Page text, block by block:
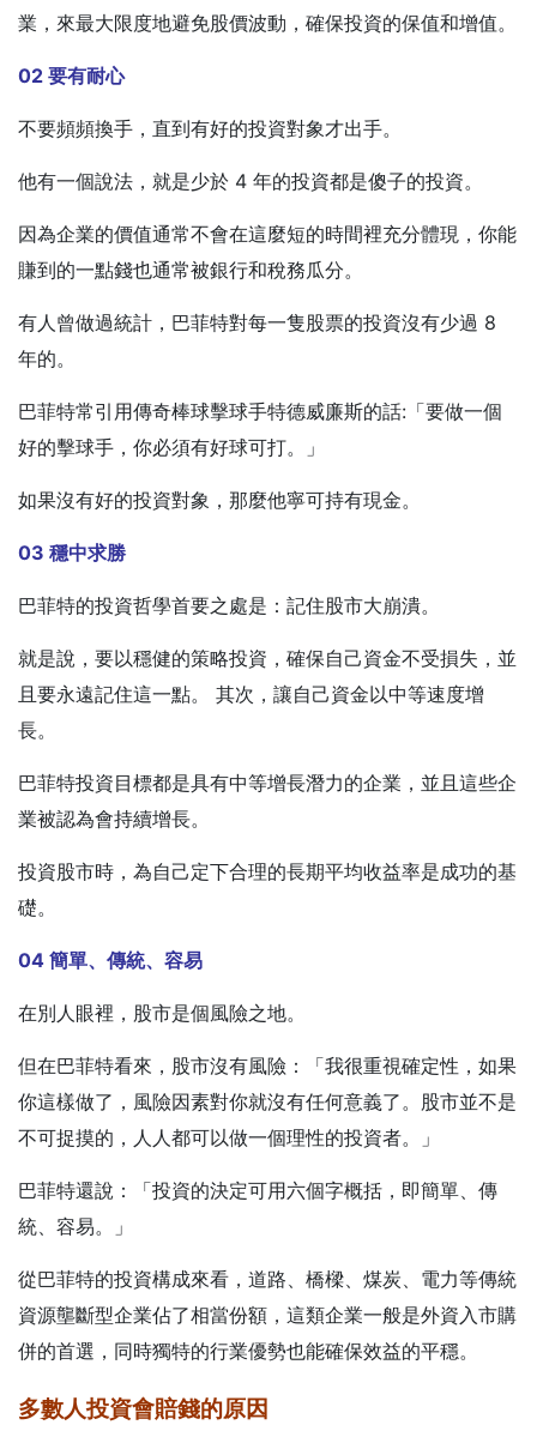
業，來最大限度地避免股價波動，確保投資的保值和增值。
02 要有耐心
不要頻頻換手，直到有好的投資對象才出手。
他有一個說法，就是少於 4 年的投資都是傻子的投資。
因為企業的價值通常不會在這麼短的時間裡充分體現，你能
賺到的一點錢也通常被銀行和稅務瓜分。
有人曾做過統計，巴菲特對每一隻股票的投資沒有少過 8
年的。
巴菲特常引用傳奇棒球擊球手特德威廉斯的話:「要做一個
好的擊球手，你必須有好球可打。」
如果沒有好的投資對象，那麼他寧可持有現金。
03 穩中求勝
巴菲特的投資哲學首要之處是：記住股市大崩潰。
就是說，要以穩健的策略投資，確保自己資金不受損失，並
且要永遠記住這一點。 其次，讓自己資金以中等速度增
長。
巴菲特投資目標都是具有中等增長潛力的企業，並且這些企
業被認為會持續增長。
投資股市時，為自己定下合理的長期平均收益率是成功的基
礎。
04 簡單、傳統、容易
在別人眼裡，股市是個風險之地。
但在巴菲特看來，股市沒有風險：「我很重視確定性，如果
你這樣做了，風險因素對你就沒有任何意義了。股市並不是
不可捉摸的，人人都可以做一個理性的投資者。」
巴菲特還說：「投資的決定可用六個字概括，即簡單、傳
統、容易。」
從巴菲特的投資構成來看，道路、橋樑、煤炭、電力等傳統
資源壟斷型企業佔了相當份額，這類企業一般是外資入市購
併的首選，同時獨特的行業優勢也能確保效益的平穩。
多數人投資會賠錢的原因